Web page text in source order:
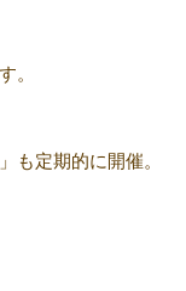
。
も定期的に開催。